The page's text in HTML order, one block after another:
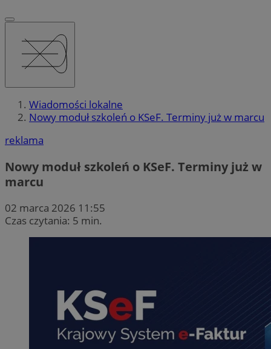
Wiadomości lokalne
Nowy moduł szkoleń o KSeF. Terminy już w marcu
reklama
Nowy moduł szkoleń o KSeF. Terminy już w
marcu
02 marca 2026 11:55
Czas czytania: 5 min.